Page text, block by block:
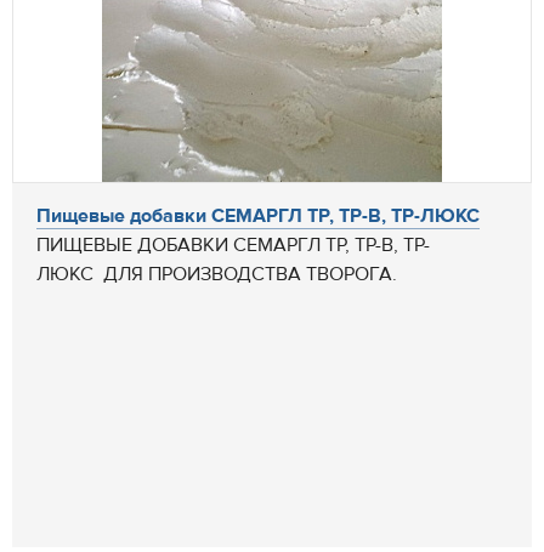
Пищевые добавки СЕМАРГЛ ТР, ТР-В, ТР-ЛЮКС
ПИЩЕВЫЕ ДОБАВКИ СЕМАРГЛ ТР, ТР-В, ТР-
ЛЮКС ДЛЯ ПРОИЗВОДСТВА ТВОРОГА.